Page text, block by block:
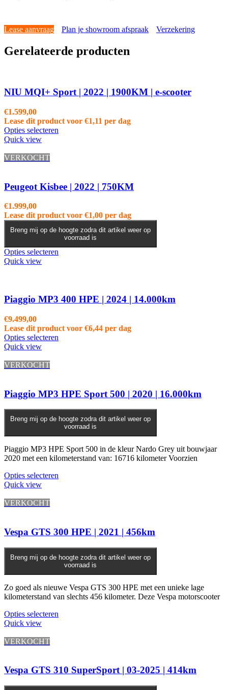
Lease aanvraag Plan je showroom afspraak Verzekering
Gerelateerde producten
NIU MQI+ Sport | 2022 | 1900KM | e-scooter
€1.599,00
Lease dit product voor €1,11 per dag
Opties selecteren
Quick view
VERKOCHT
Peugeot Kisbee | 2022 | 750KM
€1.999,00
Lease dit product voor €1,00 per dag
Breng mij op de hoogte zodra dit artikel weer op
voorraad is
Opties selecteren
Quick view
Piaggio MP3 400 HPE | 2024 | 14.000km
€9.499,00
Lease dit product voor €6,44 per dag
Opties selecteren
Quick view
VERKOCHT
Piaggio MP3 HPE Sport 500 | 2020 | 16.000km
Breng mij op de hoogte zodra dit artikel weer op
voorraad is
Piaggio MP3 HPE Sport 500 in de kleur Nardo Grey uit bouwjaar
2020 met een kilometerstand van: 16716 kilometer Voorzien
Opties selecteren
Quick view
VERKOCHT
Vespa GTS 300 HPE | 2021 | 456km
Breng mij op de hoogte zodra dit artikel weer op
voorraad is
Zo goed als nieuwe Vespa GTS 300 HPE met een unieke lage
kilometerstand van slechts 456 kilometer. Deze Vespa motorscooter
Opties selecteren
Quick view
VERKOCHT
Vespa GTS 310 SuperSport | 03-2025 | 414km